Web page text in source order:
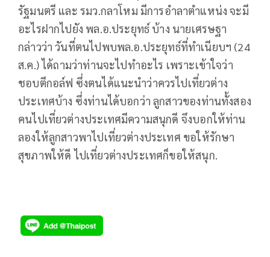
รัฐมนตรี และ รมว.กลาโหม มีการอำลาตำแหน่ง จะมี
อะไรฝากไปยัง พล.อ.ประยุทธ์ บ้าง นายเศรษฐา
กล่าวว่า วันที่ตนไปพบพล.อ.ประยุทธ์ที่ทำเนียบฯ (24
ส.ค.) ได้ถามว่าท่านจะไปทำอะไร เพราะเข้าใจว่า
ชอบตีกอล์ฟ ซึ่งตนได้แนะนำว่าควรไปเที่ยวต่าง
ประเทศบ้าง ซึ่งท่านได้บอกว่า ลูกสาวของท่านทั้งสอง
คนไปเที่ยวต่างประเทศมีความสนุกดี จึงบอกให้ท่าน
ลองให้ลูกสาวพาไปเที่ยวต่างประเทศ ขอให้รักษา
สุขภาพให้ดี ไปเที่ยวต่างประเทศก็ขอให้สนุก.